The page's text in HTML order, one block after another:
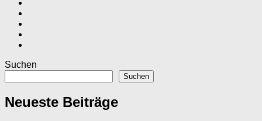
Suchen
Suchen
Neueste Beiträge